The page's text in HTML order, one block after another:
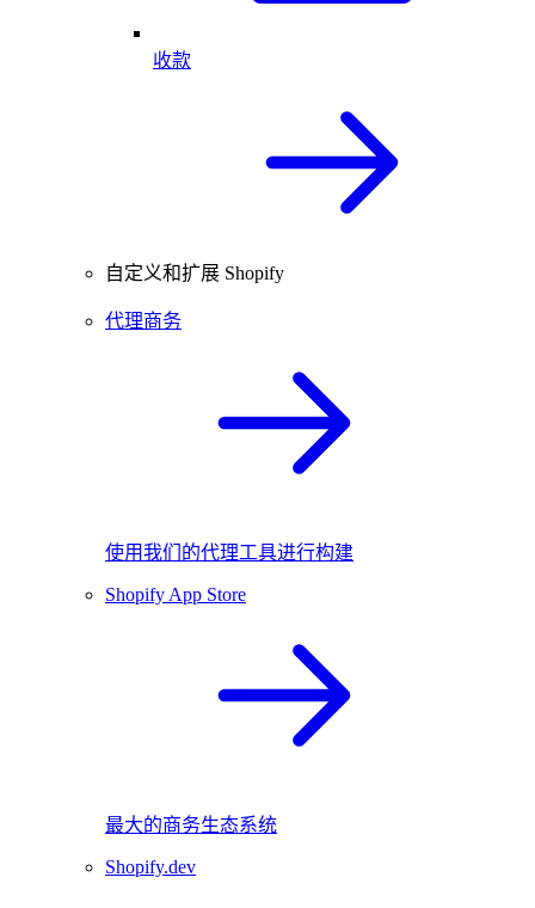
收款
自定义和扩展 Shopify
代理商务
使用我们的代理工具进行构建
Shopify App Store
最大的商务生态系统
Shopify.dev